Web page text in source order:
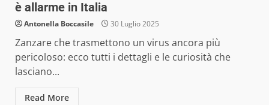
è allarme in Italia
Antonella Boccasile 30 Luglio 2025
Zanzare che trasmettono un virus ancora più
pericoloso: ecco tutti i dettagli e le curiosità che
lasciano...
Read More